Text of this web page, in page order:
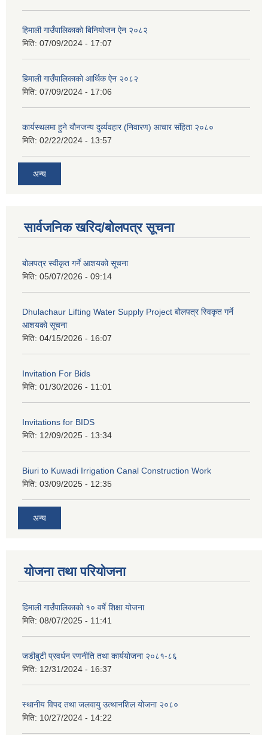
हिमाली गाउँपालिकाकाे बिनियोजन ऐन २०८२
मिति: 07/09/2024 - 17:07
हिमाली गाउँपालिकाकाे आर्थिक ऐन २०८२
मिति: 07/09/2024 - 17:06
कार्यस्थलमा हुने यौनजन्य दुर्व्यवहार (निवारण) आचार संहिता २०८०
मिति: 02/22/2024 - 13:57
अन्य
सार्वजनिक खरिद/बोलपत्र सूचना
बोलपत्र स्वीकृत गर्ने आशयको सूचना
मिति: 05/07/2026 - 09:14
Dhulachaur Lifting Water Supply Project बोलपत्र स्विकृत गर्ने
आशयको सूचना
मिति: 04/15/2026 - 16:07
Invitation For Bids
मिति: 01/30/2026 - 11:01
Invitations for BIDS
मिति: 12/09/2025 - 13:34
Biuri to Kuwadi Irrigation Canal Construction Work
मिति: 03/09/2025 - 12:35
अन्य
योजना तथा परियोजना
हिमाली गाउँपालिकाको १० वर्षे शिक्षा योजना
मिति: 08/07/2025 - 11:41
जडीबुटी प्रवर्धन रणनीति तथा कार्ययाेजना २०८१-८६
मिति: 12/31/2024 - 16:37
स्थानीय विपद तथा जलवायु उत्थानशिल योजना २०८०
मिति: 10/27/2024 - 14:22